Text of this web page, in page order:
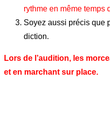
rythme en même temps
Soyez aussi précis que
diction.
Lors de l’audition, les
et en marchant sur place.